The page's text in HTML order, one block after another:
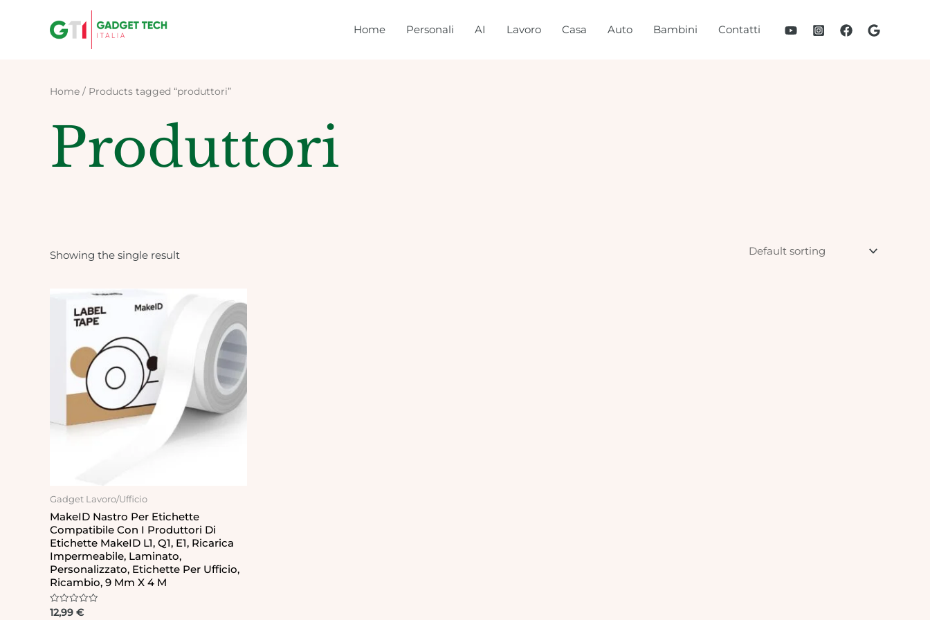
Home Personali AI Lavoro Casa Auto Bambini Contatti
Home / Products tagged “produttori”
Produttori
Showing the single result
Gadget Lavoro/Ufficio
MakeID Nastro Per Etichette
Compatibile Con I Produttori Di
Etichette MakeID L1, Q1, E1, Ricarica
Impermeabile, Laminato,
Personalizzato, Etichette Per Ufficio,
Ricambio, 9 Mm X 4 M
Rated
12,99 €